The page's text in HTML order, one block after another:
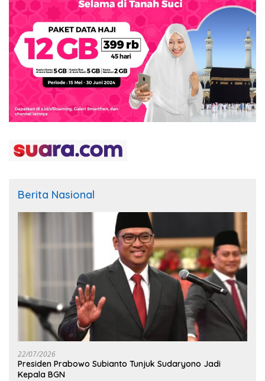
Berita Nasional
22/07/2026
Presiden Prabowo Subianto Tunjuk Sudaryono Jadi
Kepala BGN